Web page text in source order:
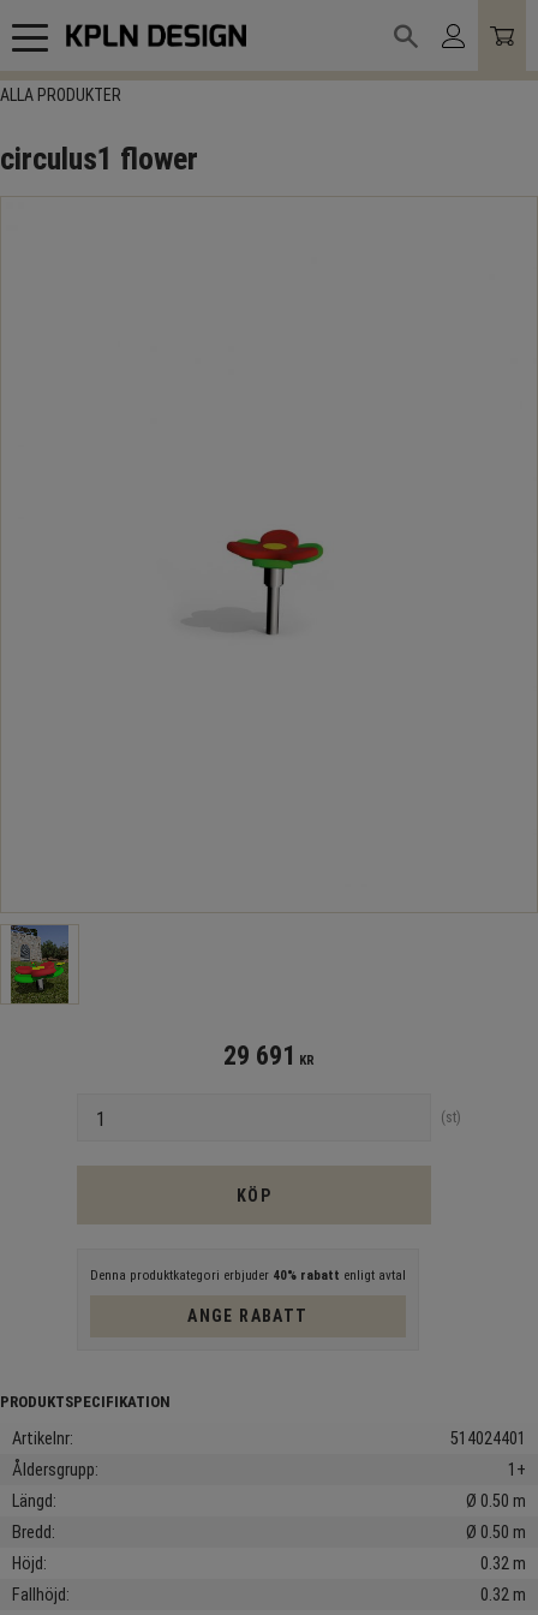
Meny
ALLA PRODUKTER
circulus1 flower
29 691 KR
st
KÖP
Denna produktkategori erbjuder 40% rabatt enligt avtal
ANGE RABATT
Artikelnr
514024401
Åldersgrupp
1+
Längd
Ø 0.50 m
Bredd
Ø 0.50 m
Höjd
0.32 m
Fallhöjd
0.32 m